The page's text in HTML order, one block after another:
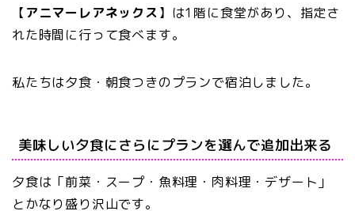
【 アニマーレアネックス】は1階に食堂があり、指定さ
れた時間に行って食べます。
私たちは夕食・朝食つきのプランで宿泊しました。
美味しい夕食にさらにプランを選んで追加出来る
夕食は「前菜・スープ・魚料理・肉料理・デザート」
とかなり盛り沢山です。